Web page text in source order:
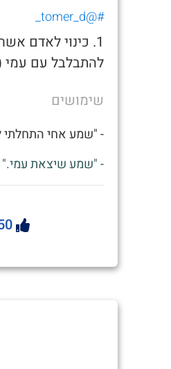
#@tomer_d_
1. כינוי לאדם
להתבלבל עם
שימושים
- "שמע אחי התחלתי
- "שמע שיצאת עמי."